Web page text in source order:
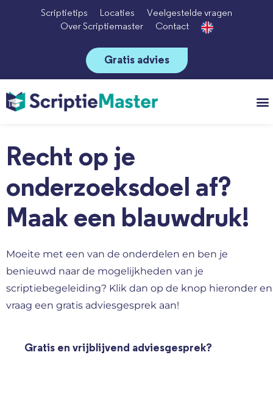
Scriptietips Locaties
Veelgestelde vragen
Over Scriptiemaster
Contact
Gratis advies
Recht op je
onderzoeksdoel af?
Maak een blauwdruk!
Moeite met een van de onderdelen en ben je
benieuwd naar de mogelijkheden van je
scriptiebegeleiding? Klik dan op de knop hieronder en
vraag een gratis adviesgesprek aan!
Gratis en vrijblijvend adviesgesprek?